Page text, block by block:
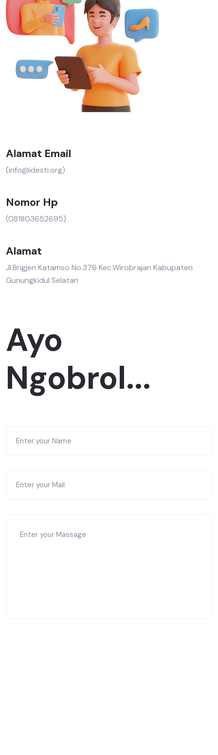
Alamat Email
(info@idesti.org)
Nomor Hp
(081803652695)
Alamat
Jl.Brigjen Katamso No.376 Kec.Wirobrajan Kabupaten
Gunungkidul Selatan
Ayo
Ngobrol...